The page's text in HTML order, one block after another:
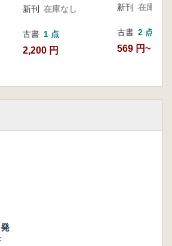
新刊 在庫なし
古書 1 点
2,200 円
新刊 在庫なし
古書 2 点
569 円~